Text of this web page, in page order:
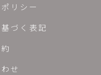
リシー
づく表記
せ